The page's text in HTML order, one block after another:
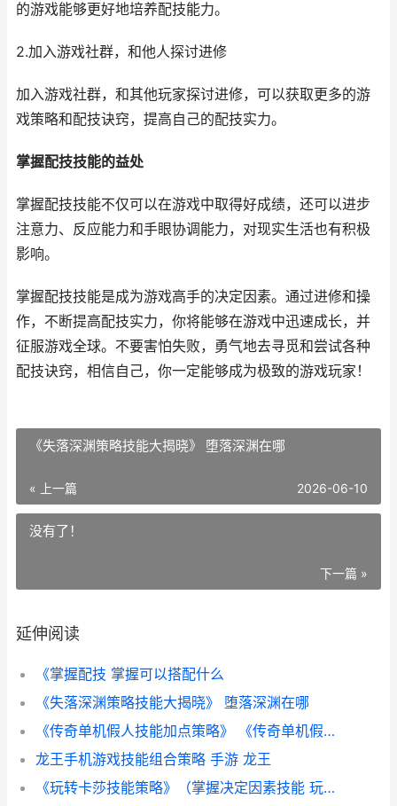
的游戏能够更好地培养配技能力。
2.加入游戏社群，和他人探讨进修
加入游戏社群，和其他玩家探讨进修，可以获取更多的游
戏策略和配技诀窍，提高自己的配技实力。
掌握配技技能的益处
掌握配技技能不仅可以在游戏中取得好成绩，还可以进步
注意力、反应能力和手眼协调能力，对现实生活也有积极
影响。
掌握配技技能是成为游戏高手的决定因素。通过进修和操
作，不断提高配技实力，你将能够在游戏中迅速成长，并
征服游戏全球。不要害怕失败，勇气地去寻觅和尝试各种
配技诀窍，相信自己，你一定能够成为极致的游戏玩家！
《失落深渊策略技能大揭晓》 堕落深渊在哪
« 上一篇 2026-06-10
没有了！
下一篇 »
延伸阅读
《掌握配技 掌握可以搭配什么
《失落深渊策略技能大揭晓》 堕落深渊在哪
《传奇单机假人技能加点策略》 《传奇单机假人在线观看
龙王手机游戏技能组合策略 手游 龙王
《玩转卡莎技能策略》（掌握决定因素技能 玩卡莎的小技巧